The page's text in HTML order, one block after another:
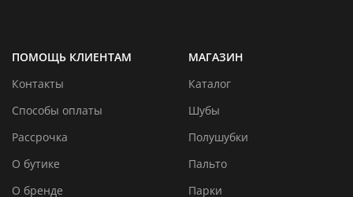
ПОМОЩЬ КЛИЕНТАМ
Контакты
Способы оплаты
Рассрочка
О бутике
О бренде
МАГАЗИН
Каталог
Шубы
Полушубки
Пальто
Парки